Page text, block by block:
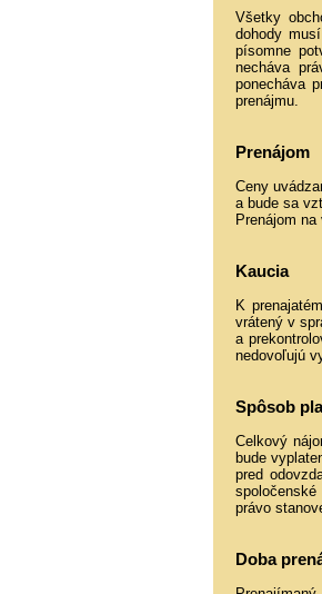
Všetky
dohody
písomne
necháva
ponecháva
prenájmu.
Prenájom
Ceny
a bude sa
Prenájom
Kaucia
K
vrátený v
a
nedovoľujú
Spôsob
Celkový
bude
pred
právo
Doba